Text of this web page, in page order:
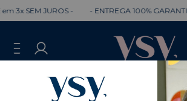
SEM JUROS - - ENTREGA 100% GARANTIDA -